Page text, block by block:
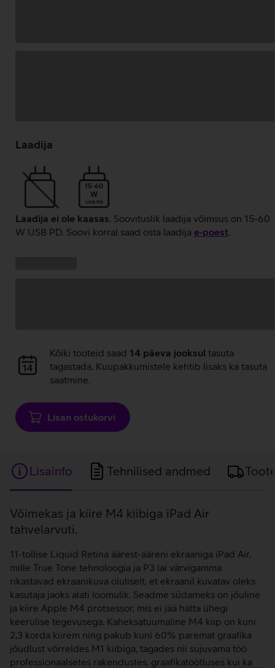
laadimine
Laadija
15-60
W
USB PD
Laadija ei ole kaasas. Soovituslik laadija võimsus on 15-60
W USB PD. Soovi korral saad osta laadija e‑poest.
Andmete
laadimine
Kõiki tooteid saad 14 päeva jooksul tasuta
tagastada. Kuupakkumistele kehtib lisaks ka tasuta
saatmine.
Lisan ostukorvi
Lisainfo Tehnilised andmed
Lisainfo
Võimekas ja kiire M4 kiibiga iPad Air
tahvelarvuti.
11-tollise Liquid Retina äärest-ääreni ekraaniga iPad Air,
mille True Tone tehnoloogia ja P3 lai värvigamma
rikastavad ekraanikuva oluliselt, et ekraanil kuvatav oleks
kasutaja jaoks alati loomulik. Seadme südameks on jõuline
ja kiire Apple M4 protsessor, mis ei jää hätta ühegi
keerulise tegevusega. Kaheksatuumaline M4 kiip on kuni
2,3 korda kiirem ning pakub kuni 60% paremat graafika
jõudlust võrreldes M1 kiibiga, tagades nii sujuvama töö
professionaalsetes rakendustes, graafikatöötluses kui ka